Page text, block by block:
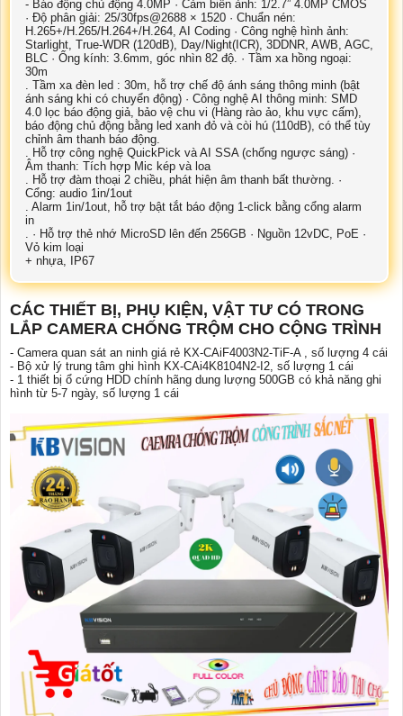
- Báo động chủ động 4.0MP · Cảm biến ảnh: 1/2.7” 4.0MP CMOS
· Độ phân giải: 25/30fps@2688 × 1520 · Chuẩn nén:
H.265+/H.265/H.264+/H.264, AI Coding · Công nghệ hình ảnh:
Starlight, True-WDR (120dB), Day/Night(ICR), 3DDNR, AWB, AGC,
BLC · Ống kính: 3.6mm, góc nhìn 82 độ. · Tầm xa hồng ngoại:
30m
. Tầm xa đèn led : 30m, hỗ trợ chế độ ánh sáng thông minh (bật
ánh sáng khi có chuyển động) · Công nghệ AI thông minh: SMD
4.0 lọc báo động giả, bảo vệ chu vi (Hàng rào ảo, khu vực cấm),
báo động chủ động bằng led xanh đỏ và còi hú (110dB), có thể tùy
chỉnh âm thanh báo động.
. Hỗ trợ công nghệ QuickPick và AI SSA (chống ngược sáng) ·
Âm thanh: Tích hợp Mic kép và loa
. Hỗ trợ đàm thoại 2 chiều, phát hiện âm thanh bất thường. ·
Cổng: audio 1in/1out
. Alarm 1in/1out, hỗ trợ bật tắt báo động 1-click bằng cổng alarm
in
. · Hỗ trợ thẻ nhớ MicroSD lên đến 256GB · Nguồn 12vDC, PoE ·
Vỏ kim loại
+ nhựa, IP67
CÁC THIẾT BỊ, PHỤ KIỆN, VẬT TƯ CÓ TRONG
LẮP CAMERA CHỐNG TRỘM CHO CỘNG TRÌNH
- Camera quan sát an ninh giá rẻ KX-CAiF4003N2-TiF-A , số lượng 4 cái
- Bộ xử lý trung tâm ghi hình KX-CAi4K8104N2-I2, số lượng 1 cái
- 1 thiết bị ổ cứng HDD chính hãng dung lượng 500GB có khả năng ghi
hình từ 5-7 ngày, số lượng 1 cái